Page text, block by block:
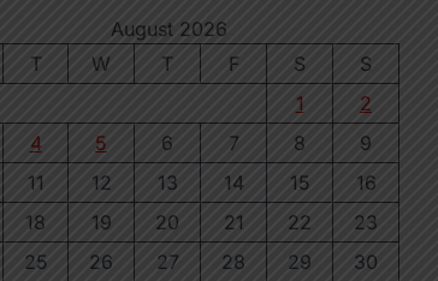
August 2026
T W T F S
S
1
2
4 5 6 7 8
9
11 12 13 14 15
16
18 19 20 21 22
23
25 26 27 28 29
30